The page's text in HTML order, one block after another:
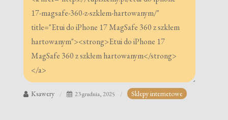
Ksawery 23 grudnia, 2025 Sklepy internetowe